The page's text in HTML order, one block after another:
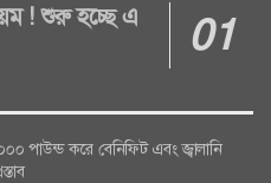
! শুরু হচ্ছে এ
পাউন্ড করে বেনিফিট এবং জ্বালানি